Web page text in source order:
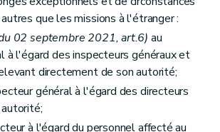
que les missions à l'étranger :
02 septembre 2021, art.6) au
à l'égard des inspecteurs généraux et
directement de son autorité;
général à l'égard des directeurs
à l'égard du personnel affecté au